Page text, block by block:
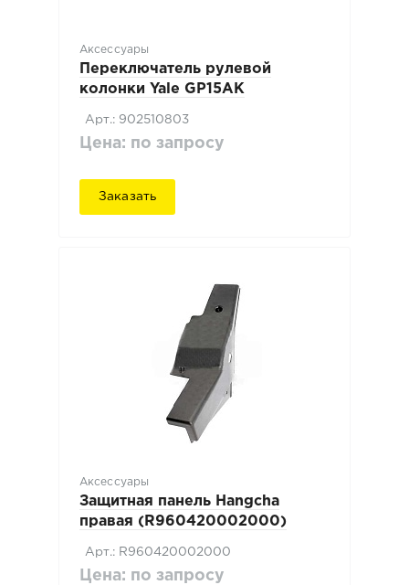
Аксессуары
Переключатель рулевой
колонки Yale GP15AK
Арт.: 902510803
Цена: по запросу
Заказать
Аксессуары
Защитная панель Hangcha
правая (R960420002000)
Арт.: R960420002000
Цена: по запросу